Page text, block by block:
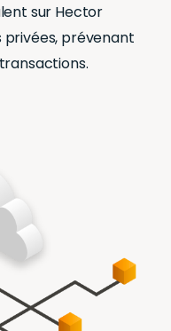
sur Hector
prévenant